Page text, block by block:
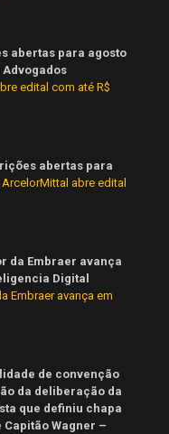
abertas para agosto
edital com até R$
abertas para
ArcelorMittal abre edital
da Embraer avança
Digital
Embraer avança em
de convenção
da deliberação da
que definiu chapa
Wagner –